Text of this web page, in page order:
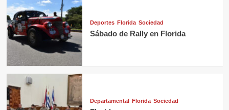
Deportes Florida Sociedad
Sábado de Rally en Florida
Departamental Florida Sociedad